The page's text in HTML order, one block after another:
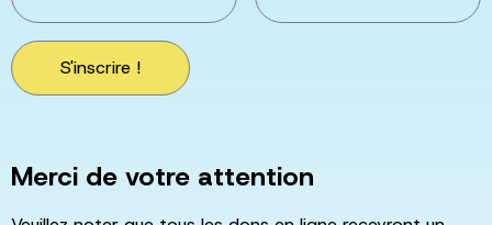
S'inscrire !
Merci de votre attention